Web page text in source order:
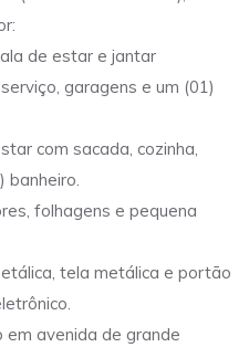
de estar e jantar
garagens e um (01)
com sacada, cozinha,
banheiro.
folhagens e pequena
tela metálica e portão
em avenida de grande